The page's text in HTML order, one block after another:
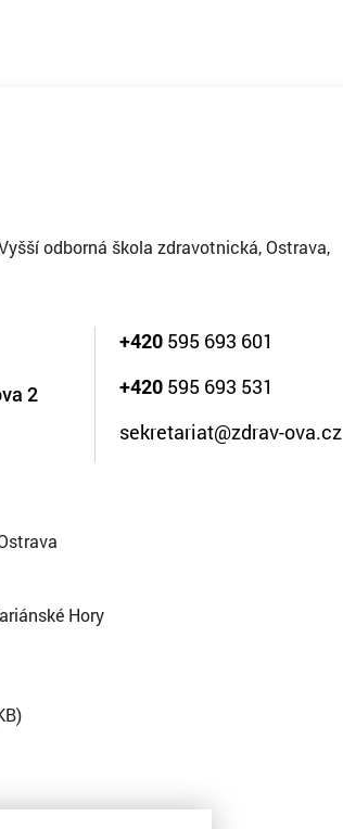
odborná škola zdravotnická, Ostrava,
+420 595 693 601
2 +420 595 693 531
sekretariat@zdrav-ova.cz
Hory